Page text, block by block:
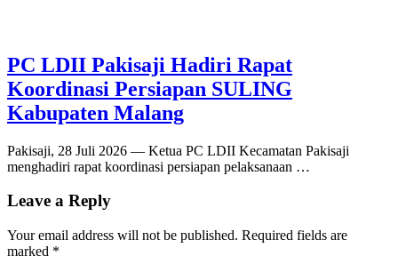
PC LDII Pakisaji Hadiri Rapat
Koordinasi Persiapan SULING
Kabupaten Malang
Pakisaji, 28 Juli 2026 — Ketua PC LDII Kecamatan Pakisaji
menghadiri rapat koordinasi persiapan pelaksanaan …
Leave a Reply
Your email address will not be published. Required fields are
marked *